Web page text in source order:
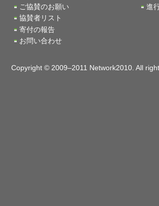
ご協賛のお願い
協賛者リスト
寄付の報告
お問い合わせ
進
Copyright © 2009–2011 Network2010. All